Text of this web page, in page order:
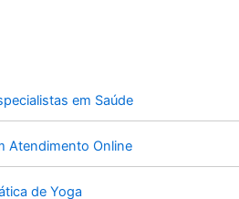
em Saúde
Atendimento Online
de Yoga